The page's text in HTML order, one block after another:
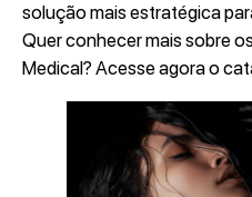
solução mais estratégica
Quer conhecer mais sobre
Medical? Acesse agora o